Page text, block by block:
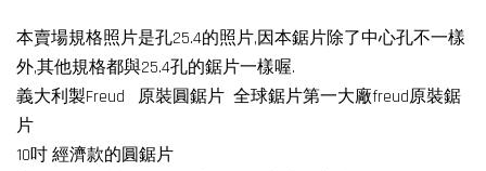
本賣場規格照片是孔25.4的照片,因本鋸片除了中心孔不一樣
外,其他規格都與25.4孔的鋸片一樣喔.
義大利製Freud 原裝圓鋸片 全球鋸片第一大廠freud原裝鋸
片
10吋 經濟款的圓鋸片